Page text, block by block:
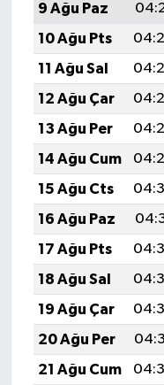
9 Ağu Paz
10 Ağu Pts
11 Ağu Sal
12 Ağu Çar
13 Ağu Per
14 Ağu Cum
15 Ağu Cts
16 Ağu Paz
17 Ağu Pts
18 Ağu Sal
19 Ağu Çar
20 Ağu Per
21 Ağu Cum